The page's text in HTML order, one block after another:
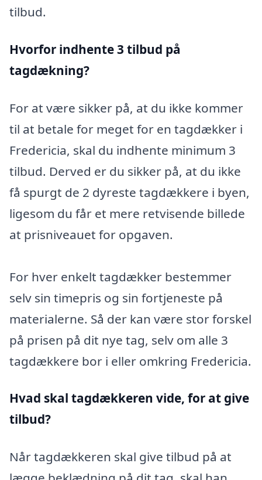
tilbud.
Hvorfor indhente 3 tilbud på
tagdækning?
For at være sikker på, at du ikke kommer
til at betale for meget for en tagdækker i
Fredericia, skal du indhente minimum 3
tilbud. Derved er du sikker på, at du ikke
få spurgt de 2 dyreste tagdækkere i byen,
ligesom du får et mere retvisende billede
at prisniveauet for opgaven.
For hver enkelt tagdækker bestemmer
selv sin timepris og sin fortjeneste på
materialerne. Så der kan være stor forskel
på prisen på dit nye tag, selv om alle 3
tagdækkere bor i eller omkring Fredericia.
Hvad skal tagdækkeren vide, for at give
tilbud?
Når tagdækkeren skal give tilbud på at